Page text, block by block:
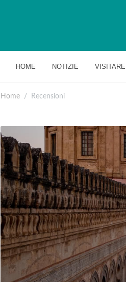
HOME NOTIZIE VISITARE
Home Recensioni